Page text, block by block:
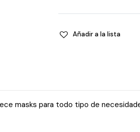
Skin
Añadir a la lista
masks para todo tipo de